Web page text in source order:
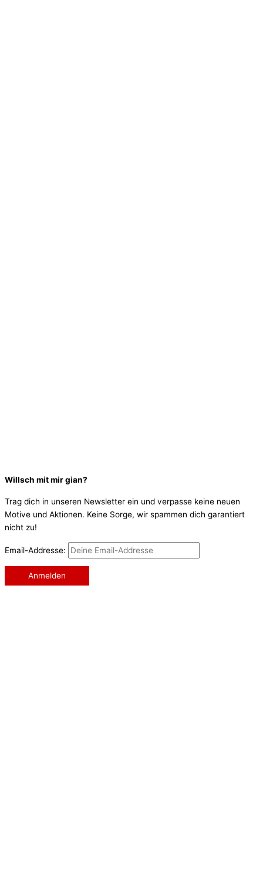
Willsch mit mir gian?
Trag dich in unseren Newsletter ein und verpasse keine neuen
Motive und Aktionen. Keine Sorge, wir spammen dich garantiert
nicht zu!
Email-Addresse: